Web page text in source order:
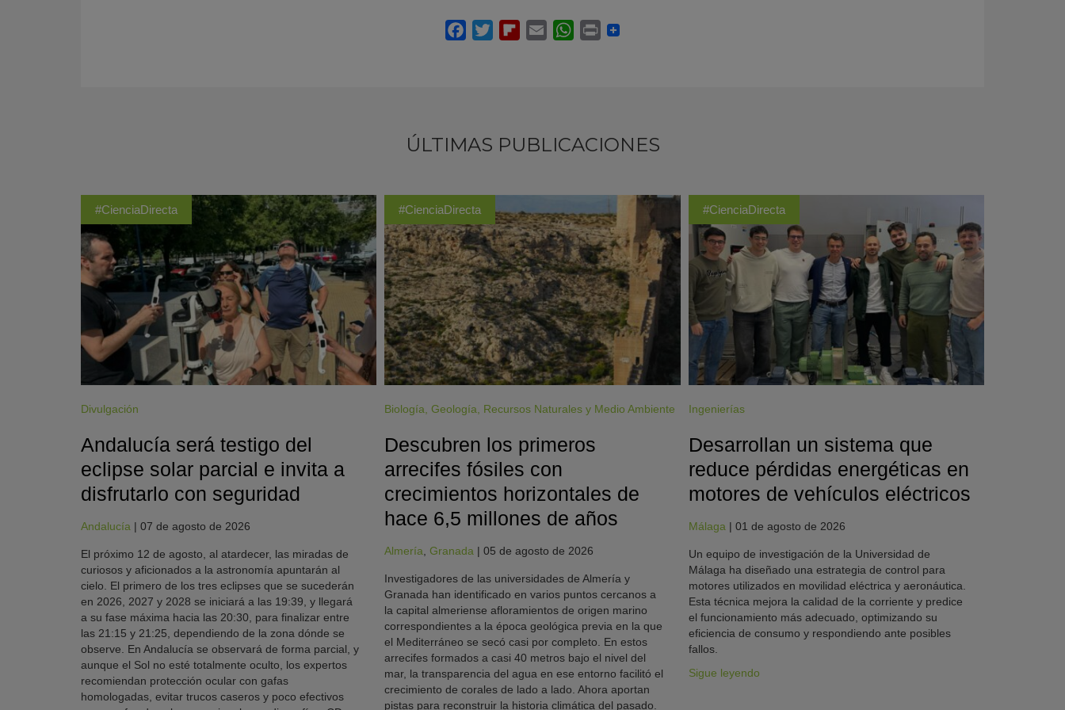
ÚLTIMAS PUBLICACIONES
#CienciaDirecta
Divulgación
Andalucía será testigo del
eclipse solar parcial e invita a
disfrutarlo con seguridad
Andalucía | 07 de agosto de 2026
El próximo 12 de agosto, al atardecer, las miradas de
curiosos y aficionados a la astronomía apuntarán al
cielo. El primero de los tres eclipses que se sucederán
en 2026, 2027 y 2028 se iniciará a las 19:39, y llegará
a su fase máxima hacia las 20:30, para finalizar entre
las 21:15 y 21:25, dependiendo de la zona dónde se
observe. En Andalucía se observará de forma parcial, y
aunque el Sol no esté totalmente oculto, los expertos
recomiendan protección ocular con gafas
homologadas, evitar trucos caseros y poco efectivos
#CienciaDirecta
Biología ,Geología Recursos Naturales y Medio Ambiente
Descubren los primeros
arrecifes fósiles con
crecimientos horizontales de
hace 6,5 millones de años
Almería ,Granada |05 de agosto de 2026
Investigadores de las universidades de Almería y
Granada han identificado en varios puntos cercanos a
la capital almeriense afloramientos de origen marino
correspondientes a la época geológica previa en la que
el Mediterráneo se secó casi por completo. En estos
arrecifes formados a casi 40 metros bajo el nivel del
mar, la transparencia del agua en ese entorno facilitó el
crecimiento de corales de lado a lado. Ahora aportan
pistas para reconstruir la historia climática del pasado.
#CienciaDirecta
Ingenierías
Desarrollan un sistema que
reduce pérdidas energéticas en
motores de vehículos eléctricos
Málaga | 01 de agosto de 2026
Un equipo de investigación de la Universidad de
Málaga ha diseñado una estrategia de control para
motores utilizados en movilidad eléctrica y aeronáutica.
Esta técnica mejora la calidad de la corriente y predice
el funcionamiento más adecuado, optimizando su
eficiencia de consumo y respondiendo ante posibles
fallos.
Sigue leyendo